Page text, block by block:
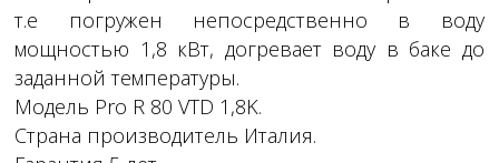
т.е погружен непосредственно в воду
мощностью 1,8 кВт, догревает воду в баке до
заданной температуры.
Модель Pro R 80 VTD 1,8K.
Страна производитель Италия.